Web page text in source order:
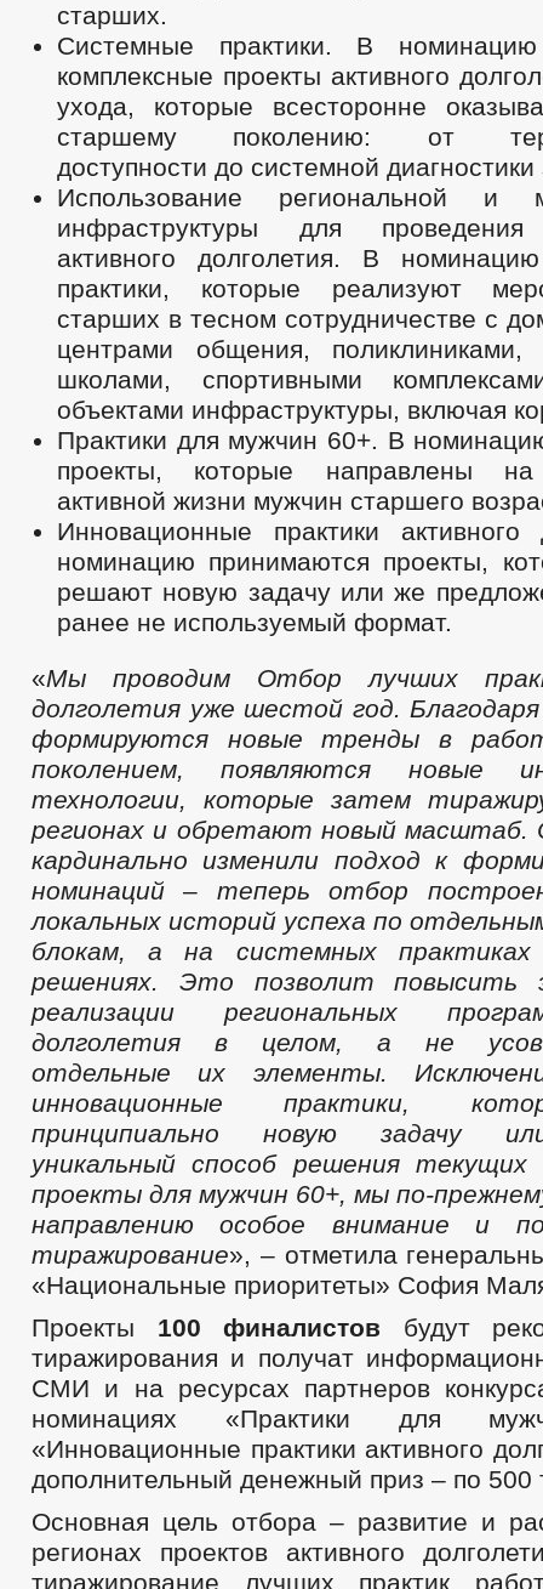
старших.
Системные практики. В номинацию
комплексные проекты активного
ухода, которые всесторонне
старшему поколению: от
доступности до системной диагностики
Использование региональной и
инфраструктуры для проведения
активного долголетия. В
практики, которые реализуют
старших в тесном сотрудничестве с
центрами общения, поликлиниками,
школами, спортивными
объектами инфраструктуры, включая
Практики для мужчин 60+. В
проекты, которые направлены на
активной жизни мужчин старшего
Инновационные практики активного
номинацию принимаются проекты,
решают новую задачу или же
ранее не используемый формат.
«Мы проводим Отбор лучших
долголетия уже шестой год. Благодаря
формируются новые тренды в
поколением, появляются новые
технологии, которые затем
регионах и обретают новый масштаб.
кардинально изменили подход к
номинаций– теперь отбор
локальных историй успеха по
блокам, а на системных практиках
решениях. Это позволитповысить
реализации региональных
долголетия в целом, а не
отдельные их элементы.
инновационные практики,
принципиально новую задачу
уникальный способ решения текущих
проекты для мужчин 60+, мы по-
направлению особое внимание и
тиражирование», – отметила
«Национальные приоритеты» София
Проекты 100 финалистов будут
тиражирования и получат
СМИ и на ресурсах партнеров
номинациях «Практики для
«Инновационные практики активного
дополнительный денежный приз – по 500
Основная цель отбора – развитие и
регионах проектов активного
тиражирование лучших практик